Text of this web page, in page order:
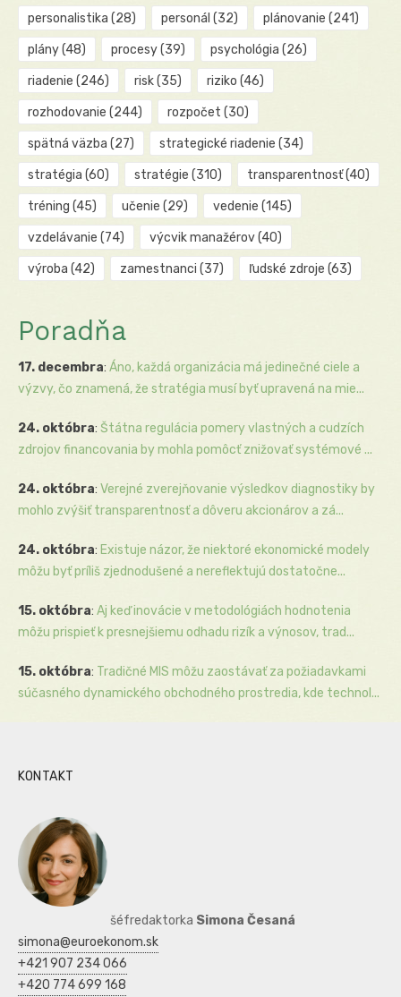
personalistika (28) personál (32) plánovanie (241)
plány(48) procesy(39) psychológia (26)
riadenie (246) risk(35) riziko (46)
rozhodovanie (244) rozpočet (30)
spätná väzba (27) strategické riadenie (34)
stratégia (60) stratégie (310) transparentnosť(40)
tréning (45) učenie (29) vedenie (145)
vzdelávanie (74) výcvik manažérov(40)
výroba (42) zamestnanci (37) ľudské zdroje (63)
Poradňa
17. decembra: Áno, každá organizácia má jedinečné ciele a
výzvy, čo znamená, že stratégia musí byť upravená na mie...
24. októbra: Štátna regulácia pomery vlastných a cudzích
zdrojov financovania by mohla pomôcť znižovať systémové ...
24. októbra: Verejné zverejňovanie výsledkov diagnostiky by
mohlo zvýšiť transparentnosť a dôveru akcionárov a zá...
24. októbra: Existuje názor, že niektoré ekonomické modely
môžu byť príliš zjednodušené a nereflektujú dostatočne...
15. októbra: Aj keď inovácie v metodológiách hodnotenia
môžu prispieť k presnejšiemu odhadu rizík a výnosov, trad...
15. októbra: Tradičné MIS môžu zaostávať za požiadavkami
súčasného dynamického obchodného prostredia, kde technol...
KONTAKT
šéfredaktorka Simona Česaná
simona@euroekonom.sk
+421 907 234 066
+420 774 699 168